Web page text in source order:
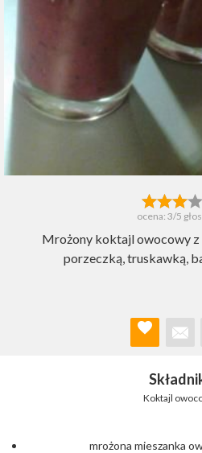
ocena: 3/5
Mrożony koktajl owocowy z
porzeczką, truskawką,
Koktajl
mrożona mieszanka